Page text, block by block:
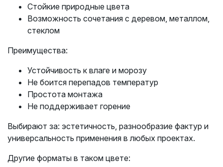
Стойкие природные цвета
Возможность сочетания с деревом, металлом,
стеклом
Преимущества:
Устойчивость к влаге и морозу
Не боится перепадов температур
Простота монтажа
Не поддерживает горение
Выбирают за: эстетичность, разнообразие фактур и
универсальность применения в любых проектах.
Другие форматы в таком цвете: